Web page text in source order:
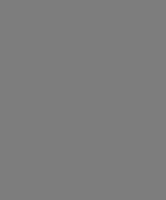
de
–
de la qualité de
de Domagné, en